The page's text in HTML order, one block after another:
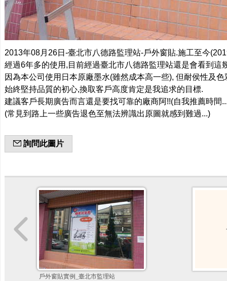
2013年08月26日-臺北市八德路監理站-戶外窗貼.施工至今
經過6年多的使用,目前經過臺北市八德路監理站還是會看到這
因為本公司使用日本原廠墨水(雖然成本高一些), 但耐侯性及
始終堅持品質的初心,換取客戶高度肯定是我追求的目標.
建議客戶長期廣告而言還是要找可靠的廠商阿!!(自我推薦時間
(常見到路上一些廣告退色至無法辨識出原圖就感到難過...)
詢問此圖片
戶外窗貼實例_臺北市監理站